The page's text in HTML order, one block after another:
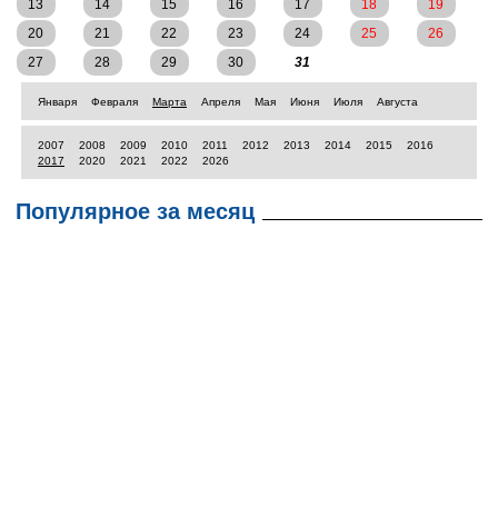
13
14 15 16 17 18
19
20
21 22 23 24 25
26
27
28 29 30 31
Января Февраля Марта Апреля Мая Июня Июля Августа
2007 2008 2009 2010 2011 2012 2013 2014 2015
2016
2017
2020 2021 2022 2026
Популярное за месяц